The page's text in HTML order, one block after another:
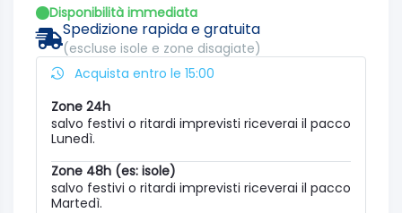
Disponibilità immediata
Spedizione rapida e gratuita
(escluse isole e zone disagiate)
Acquista entro le 15:00
Zone 24h
salvo festivi o ritardi imprevisti riceverai il pacco
Lunedì.
Zone 48h (es: isole)
salvo festivi o ritardi imprevisti riceverai il pacco
Martedì.